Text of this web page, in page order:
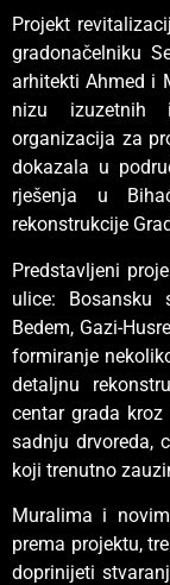
Projekt
gradonačelniku
arhitekti Ahmed i
nizu izuzetnih
organizacija za
dokazala u
rješenja u
rekonstrukcije
Predstavljeni
ulice: Bosansku
Bedem, Gazi-
formiranje
detaljnu
centar grada
sadnju drvoreda,
koji trenutno
Muralima i
prema projektu,
doprinijeti